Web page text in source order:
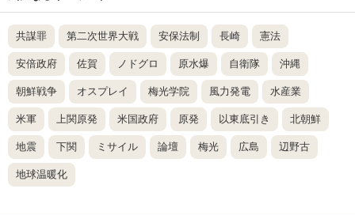
共謀罪 第二次世界大戦 安保法制 長崎 憲法
安倍政府 佐賀 ノドグロ 原水爆 自衛隊 沖縄
朝鮮戦争 オスプレイ 梅光学院 風力発電 水産業
米軍 上関原発 米国政府 原発 以東底引き 北朝鮮
地震 下関 ミサイル 論壇 梅光 広島 辺野古
地球温暖化